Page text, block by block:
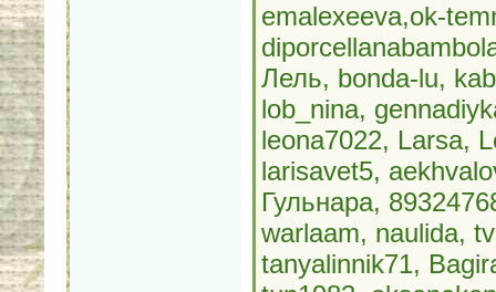
emalexeeva,ok-
Лель, bonda-lu,
lob_nina,
leona7022, Larsa,
larisavet5,
Гульнара,
warlaam, naulida,
tanyalinnik71,